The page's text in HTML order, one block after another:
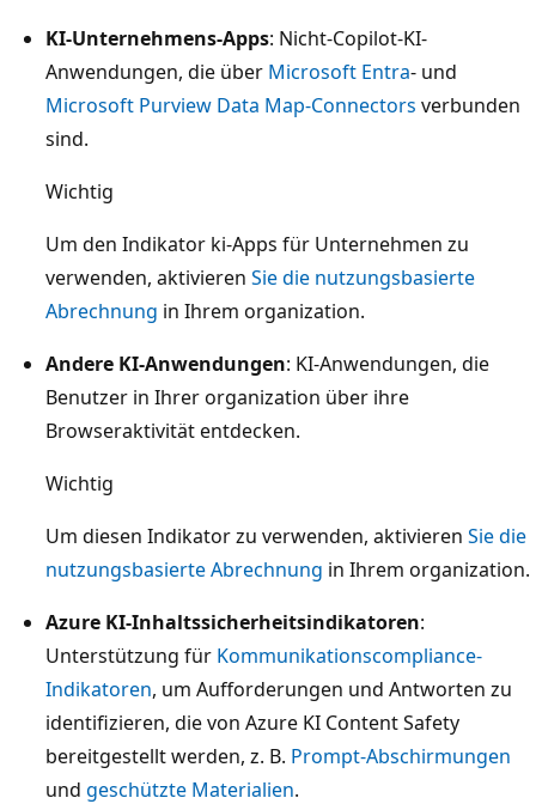
KI-Unternehmens-Apps: Nicht-Copilot-KI-
Anwendungen, die über Microsoft Entra- und
Microsoft Purview Data Map-Connectors verbunden
sind.
Wichtig
Um den Indikator ki-Apps für Unternehmen zu
verwenden, aktivieren Sie die nutzungsbasierte
Abrechnung in Ihrem organization.
Andere KI-Anwendungen: KI-Anwendungen, die
Benutzer in Ihrer organization über ihre
Browseraktivität entdecken.
Wichtig
Um diesen Indikator zu verwenden, aktivieren Sie die
nutzungsbasierte Abrechnung in Ihrem organization.
Azure KI-Inhaltssicherheitsindikatoren:
Unterstützung für Kommunikationscompliance-
Indikatoren, um Aufforderungen und Antworten zu
identifizieren, die von Azure KI Content Safety
bereitgestellt werden, z. B. Prompt-Abschirmungen
und geschützte Materialien.